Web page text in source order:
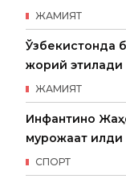
ЖАМИЯТ
Ўзбекистонда
жорий этилади
ЖАМИЯТ
Инфантино
мурожаат қилди
СПОРТ